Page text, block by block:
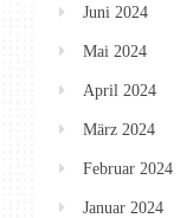
Juni 2024
Mai 2024
April 2024
März 2024
Februar 2024
Januar 2024